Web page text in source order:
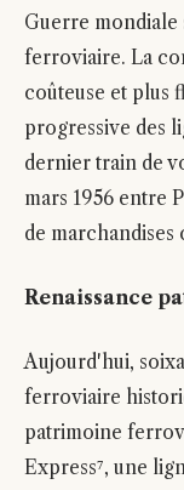
Guerre
ferroviaire. La
coûteuse et plus
progressive des
dernier train de
mars 1956 entre
de marchandises
Renaissance
Aujourd'hui,
ferroviaire
patrimoine
Express⁷, une